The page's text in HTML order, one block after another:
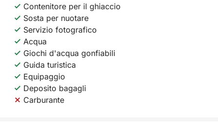
Contenitore per il ghiaccio
Sosta per nuotare
Servizio fotografico
Acqua
Giochi d'acqua gonfiabili
Guida turistica
Equipaggio
Deposito bagagli
Carburante